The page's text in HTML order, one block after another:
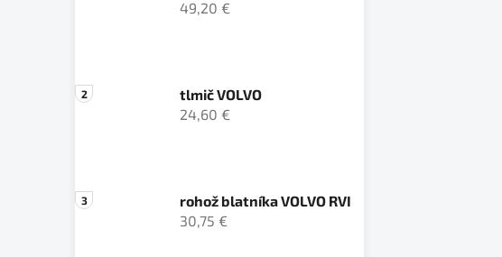
49,20 €
tlmič VOLVO
24,60 €
rohož blatníka VOLVO RVI
30,75 €